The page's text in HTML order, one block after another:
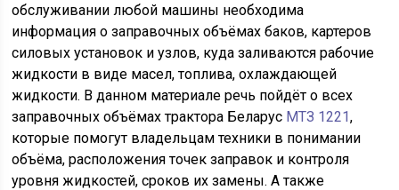
обслуживании любой машины необходима
информация о заправочных объёмах баков, картеров
силовых установок и узлов, куда заливаются рабочие
жидкости в виде масел, топлива, охлаждающей
жидкости. В данном материале речь пойдёт о всех
заправочных объёмах трактора Беларус МТЗ 1221,
которые помогут владельцам техники в понимании
объёма, расположения точек заправок и контроля
уровня жидкостей, сроков их замены. А также